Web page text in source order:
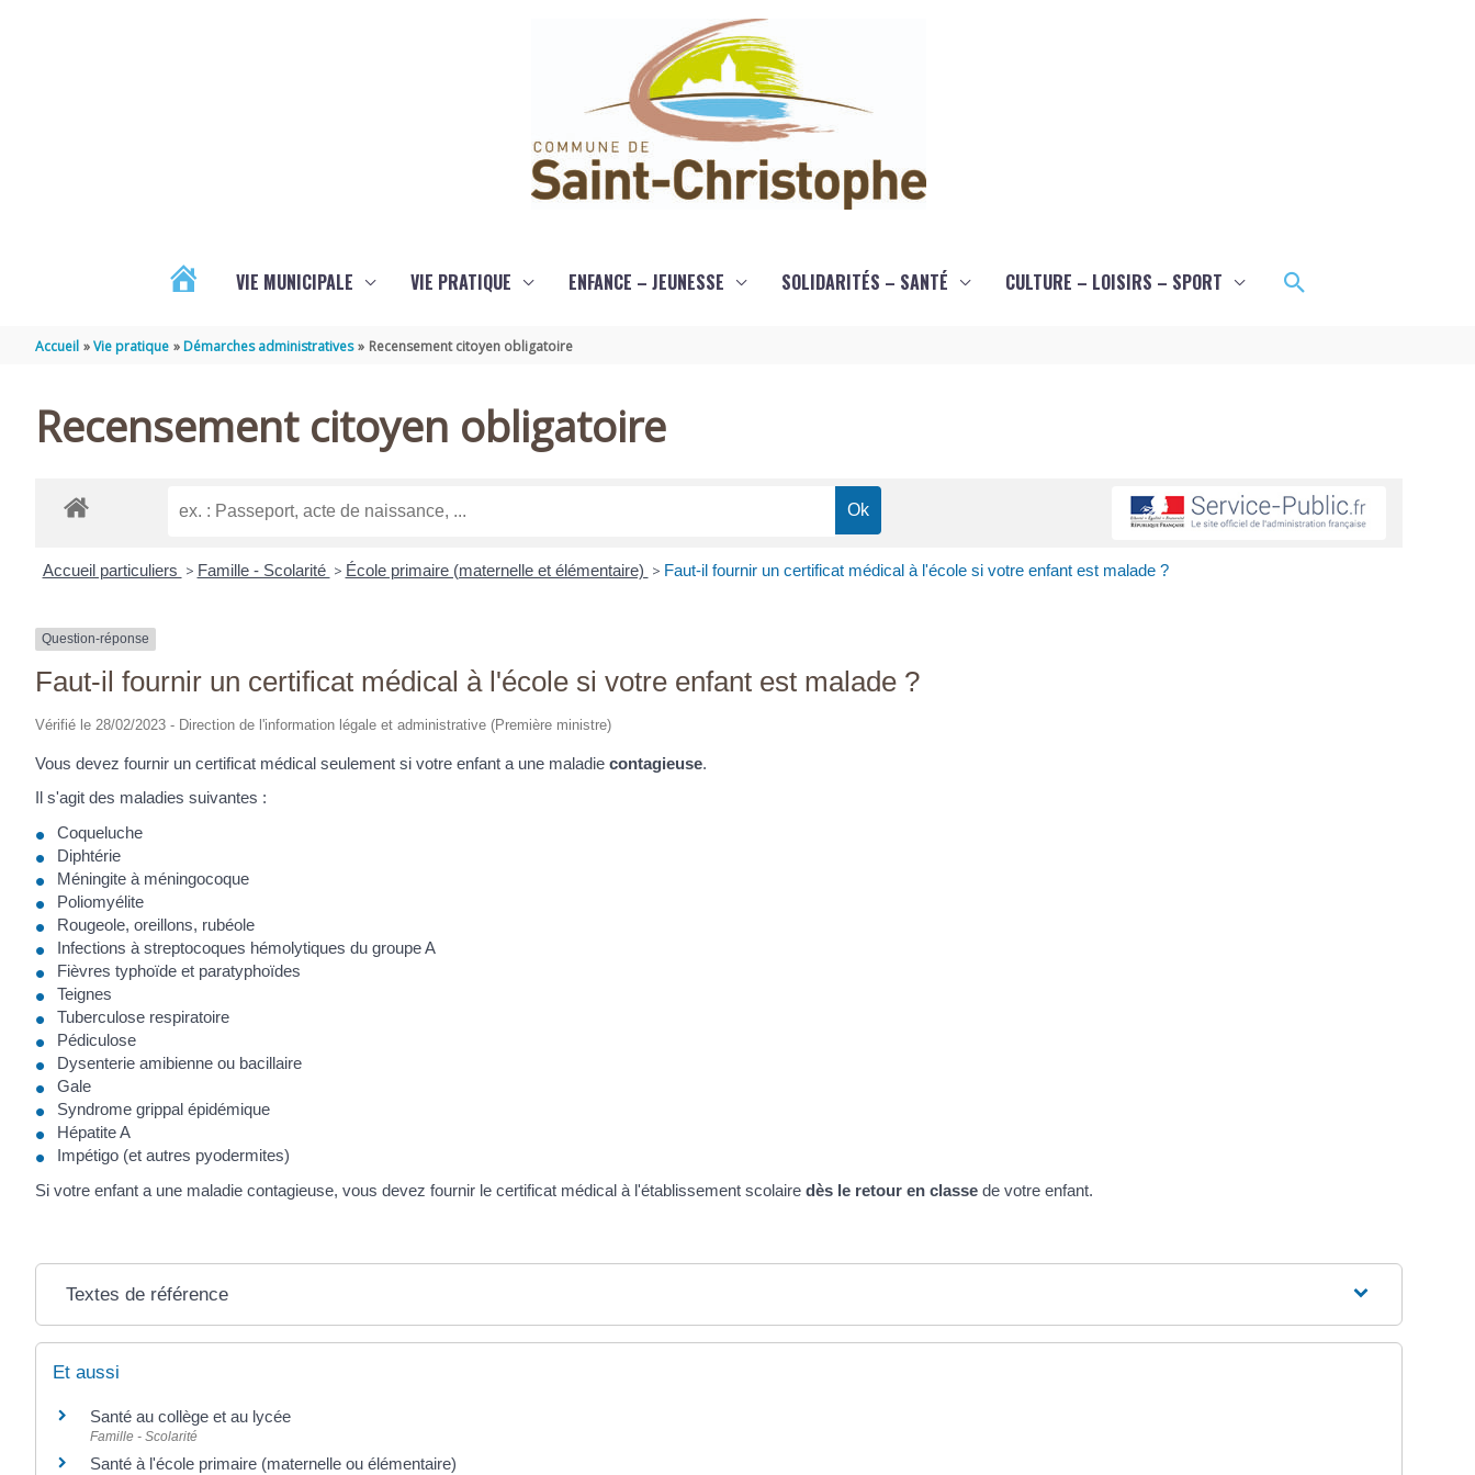
VIE MUNICIPALE VIE PRATIQUE ENFANCE – JEUNESSE SOLIDARITÉS – SANTÉ CULTURE – LOISIRS – SPORT Rechercher
Accueil Vie pratique Démarches administratives Recensement citoyen obligatoire
Recensement citoyen obligatoire
Accueil particuliers > Famille - Scolarité > École primaire (maternelle et élémentaire) > Faut-il fournir un certificat médical à l'école si votre enfant est malade ?
Question-réponse
Faut-il fournir un certificat médical à l'école si votre enfant est malade ?
Vérifié le 28/02/2023 - Direction de l'information légale et administrative (Première ministre)
Vous devez fournir un certificat médical seulement si votre enfant a une maladie contagieuse.
Il s'agit des maladies suivantes :
Coqueluche
Diphtérie
Méningite à méningocoque
Poliomyélite
Rougeole, oreillons, rubéole
Infections à streptocoques hémolytiques du groupe A
Fièvres typhoïde et paratyphoïdes
Teignes
Tuberculose respiratoire
Pédiculose
Dysenterie amibienne ou bacillaire
Gale
Syndrome grippal épidémique
Hépatite A
Impétigo (et autres pyodermites)
Si votre enfant a une maladie contagieuse, vous devez fournir le certificat médical à l'établissement scolaire dès le retour en classe de votre enfant.
Textes de référence
Et aussi
Santé au collège et au lycée
Famille - Scolarité
Santé à l'école primaire (maternelle ou élémentaire)